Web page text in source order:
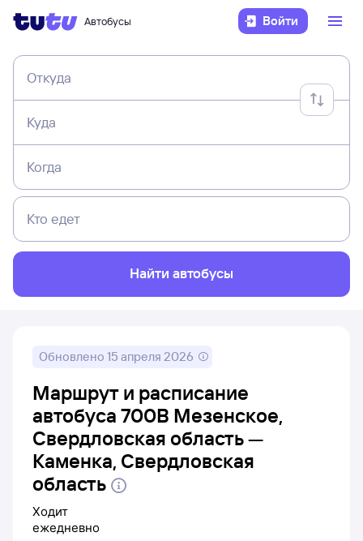
Автобусы Войти
Откуда
Куда
Когда
Кто едет
Найти автобусы
Обновлено 15 апреля 2026
Маршрут и расписание
автобуса 700В Мезенское,
Свердловская область —
Каменка, Свердловская
область
Ходит
ежедневно